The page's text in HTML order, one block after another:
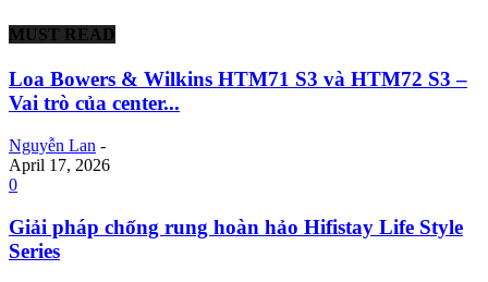
MUST READ
Loa Bowers & Wilkins HTM71 S3 và HTM72 S3 –
Vai trò của center...
Nguyễn Lan -
April 17, 2026
0
Giải pháp chống rung hoàn hảo Hifistay Life Style
Series